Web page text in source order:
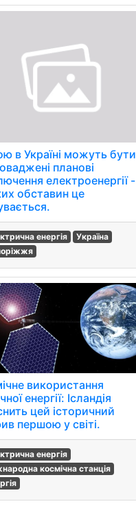
в Україні можуть бути
планові
електроенергії -
обставин це
енергія
Україна
використання
енергії: Ісландія
цей історичний
першою у світі.
енергія
космічна станція